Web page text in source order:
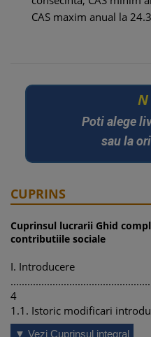
CAS maxim anual la
N
Poti alege
sau la
CUPRINS
Cuprinsul lucrarii Ghid
contributiile sociale
I. Introducere
4
1.1. Istoric modificari
O.U.G. nr. 156/2024, Legea
▼ Vezi Cuprinsul integral